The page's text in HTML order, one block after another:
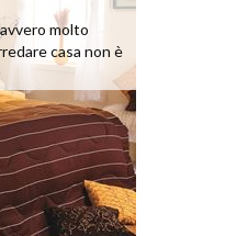
molto
casa non è